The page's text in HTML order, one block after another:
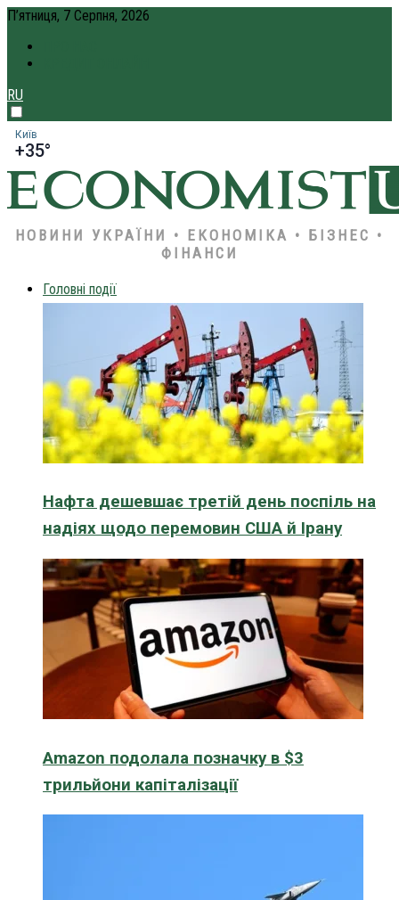
П’ятниця, 7 Серпня, 2026
RU
Київ
+35°
НОВИНИ УКРАЇНИ • ЕКОНОМІКА • БІЗНЕС •
ФІНАНСИ
Головні події
Нафта дешевшає третій день поспіль на
надіях щодо перемовин США й Ірану
Amazon подолала позначку в $3
трильйони капіталізації